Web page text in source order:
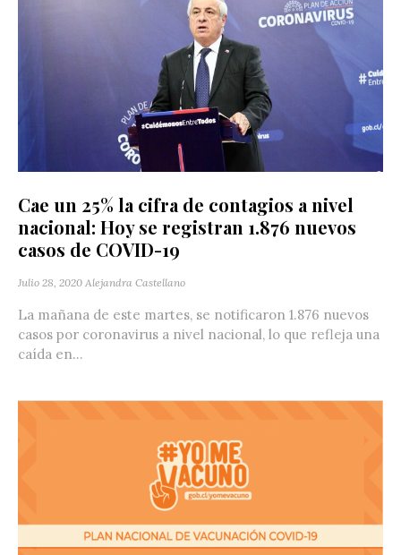
Cae un 25% la cifra de contagios a nivel
nacional: Hoy se registran 1.876 nuevos
casos de COVID-19
Julio 28, 2020 Alejandra Castellano
La mañana de este martes, se notificaron 1.876 nuevos
casos por coronavirus a nivel nacional, lo que refleja una
caída en...